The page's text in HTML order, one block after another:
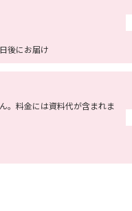
後にお届け
。料金には資料代が含まれま